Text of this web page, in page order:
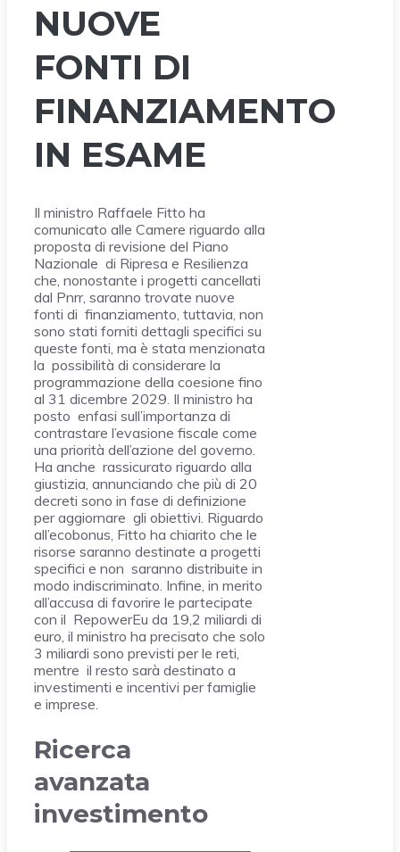
NUOVE
FONTI DI
FINANZIAMENTO
IN ESAME
Il ministro Raffaele Fitto ha
comunicato alle Camere riguardo alla
proposta di revisione del Piano
Nazionale di Ripresa e Resilienza
che, nonostante i progetti cancellati
dal Pnrr, saranno trovate nuove
fonti di finanziamento, tuttavia, non
sono stati forniti dettagli specifici su
queste fonti, ma è stata menzionata
la possibilità di considerare la
programmazione della coesione fino
al 31 dicembre 2029. Il ministro ha
posto enfasi sull’importanza di
contrastare l’evasione fiscale come
una priorità dell’azione del governo.
Ha anche rassicurato riguardo alla
giustizia, annunciando che più di 20
decreti sono in fase di definizione
per aggiornare gli obiettivi. Riguardo
all’ecobonus, Fitto ha chiarito che le
risorse saranno destinate a progetti
specifici e non saranno distribuite in
modo indiscriminato. Infine, in merito
all’accusa di favorire le partecipate
con il RepowerEu da 19,2 miliardi di
euro, il ministro ha precisato che solo
3 miliardi sono previsti per le reti,
mentre il resto sarà destinato a
investimenti e incentivi per famiglie
e imprese.
Ricerca
avanzata
investimento